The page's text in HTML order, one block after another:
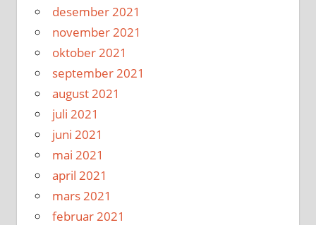
desember 2021
november 2021
oktober 2021
september 2021
august 2021
juli 2021
juni 2021
mai 2021
april 2021
mars 2021
februar 2021